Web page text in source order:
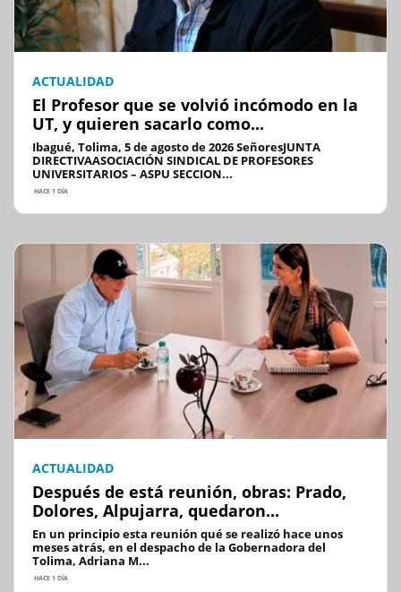
ACTUALIDAD
El Profesor que se volvió incómodo en la
UT, y quieren sacarlo como...
Ibagué, Tolima, 5 de agosto de 2026 SeñoresJUNTA
DIRECTIVAASOCIACIÓN SINDICAL DE PROFESORES
UNIVERSITARIOS – ASPU SECCION...
HACE 1 DÍA
ACTUALIDAD
Después de está reunión, obras: Prado,
Dolores, Alpujarra, quedaron...
En un principio esta reunión qué se realizó hace unos
meses atrás, en el despacho de la Gobernadora del
Tolima, Adriana M...
HACE 1 DÍA